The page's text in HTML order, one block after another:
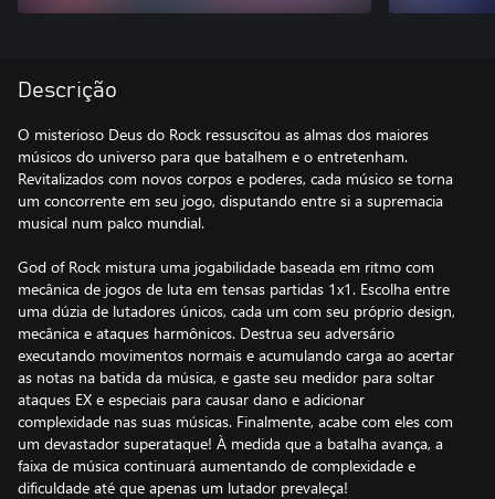
Descrição
O misterioso Deus do Rock ressuscitou as almas dos maiores
músicos do universo para que batalhem e o entretenham.
Revitalizados com novos corpos e poderes, cada músico se torna
um concorrente em seu jogo, disputando entre si a supremacia
musical num palco mundial.
God of Rock mistura uma jogabilidade baseada em ritmo com
mecânica de jogos de luta em tensas partidas 1x1. Escolha entre
uma dúzia de lutadores únicos, cada um com seu próprio design,
mecânica e ataques harmônicos. Destrua seu adversário
executando movimentos normais e acumulando carga ao acertar
as notas na batida da música, e gaste seu medidor para soltar
ataques EX e especiais para causar dano e adicionar
complexidade nas suas músicas. Finalmente, acabe com eles com
um devastador superataque! À medida que a batalha avança, a
faixa de música continuará aumentando de complexidade e
dificuldade até que apenas um lutador prevaleça!